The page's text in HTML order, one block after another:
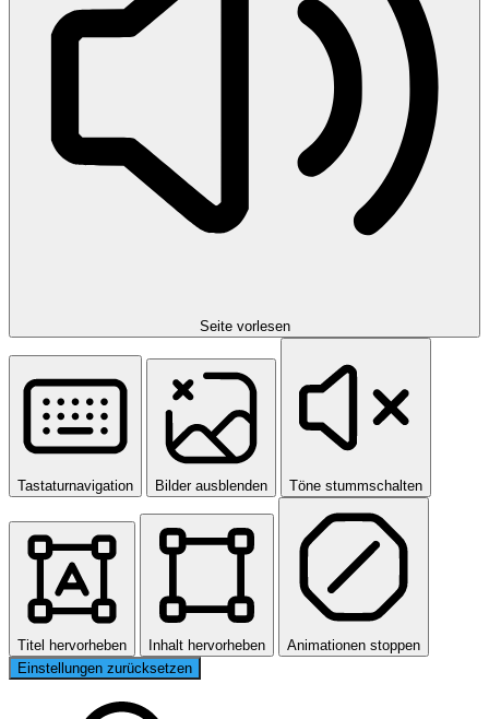
Seite vorlesen
Tastaturnavigation Bilder ausblenden Töne stummschalten
Titel hervorheben Inhalt hervorheben
Animationen stoppen
Einstellungen zurücksetzen